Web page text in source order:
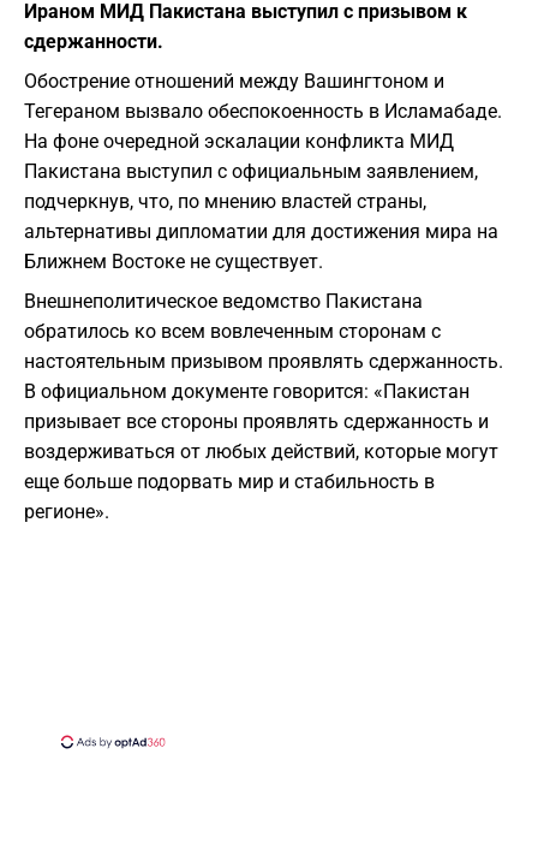
Ираном МИД Пакистана выступил с призывом к
сдержанности.
Обострение отношений между Вашингтоном и
Тегераном вызвало обеспокоенность в Исламабаде.
На фоне очередной эскалации конфликта МИД
Пакистана выступил с официальным заявлением,
подчеркнув, что, по мнению властей страны,
альтернативы дипломатии для достижения мира на
Ближнем Востоке не существует.
​Внешнеполитическое ведомство Пакистана
обратилось ко всем вовлеченным сторонам с
настоятельным призывом проявлять сдержанность.
В официальном документе говорится: «Пакистан
призывает все стороны проявлять сдержанность и
воздерживаться от любых действий, которые могут
еще больше подорвать мир и стабильность в
регионе».